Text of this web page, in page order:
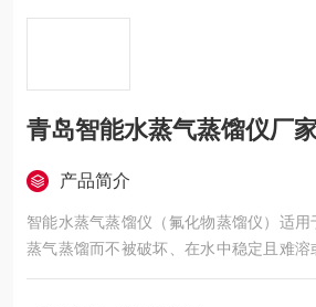
青岛智能水蒸气蒸馏仪厂
产品简介
智能水蒸气蒸馏仪（氟化物蒸馏仪）适用
蒸气蒸馏而不被破坏、在水中稳定且难溶
成分提取。直接向不混溶于水的液体混